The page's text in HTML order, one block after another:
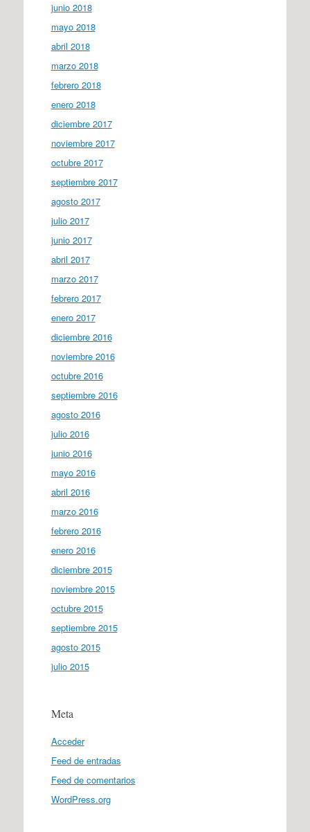
junio 2018
mayo 2018
abril 2018
marzo 2018
febrero 2018
enero 2018
diciembre 2017
noviembre 2017
octubre 2017
septiembre 2017
agosto 2017
julio 2017
junio 2017
abril 2017
marzo 2017
febrero 2017
enero 2017
diciembre 2016
noviembre 2016
octubre 2016
septiembre 2016
agosto 2016
julio 2016
junio 2016
mayo 2016
abril 2016
marzo 2016
febrero 2016
enero 2016
diciembre 2015
noviembre 2015
octubre 2015
septiembre 2015
agosto 2015
julio 2015
Meta
Acceder
Feed de entradas
Feed de comentarios
WordPress.org